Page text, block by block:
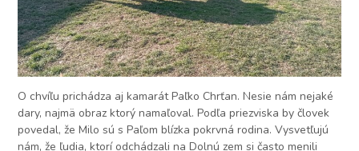
O chvíľu prichádza aj kamarát Paľko Chrťan. Nesie nám nejaké
dary, najmä obraz ktorý namaľoval. Podľa priezviska by človek
povedal, že Milo sú s Paľom blízka pokrvná rodina. Vysvetľujú
nám, že ľudia, ktorí odchádzali na Dolnú zem si často menili